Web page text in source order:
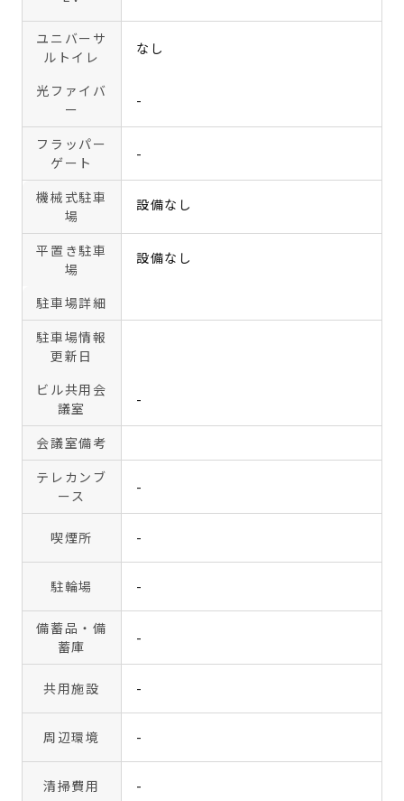
ユニバーサ
ルトイレ
なし
光ファイバ
ー
-
フラッパー
ゲート
-
機械式駐車
場
設備なし
平置き駐車
場
設備なし
駐車場詳細
駐車場情報
更新日
ビル共用会
議室
-
会議室備考
テレカンブ
ース
-
喫煙所 -
駐輪場 -
備蓄品・備
蓄庫
-
共用施設 -
周辺環境 -
清掃費用 -